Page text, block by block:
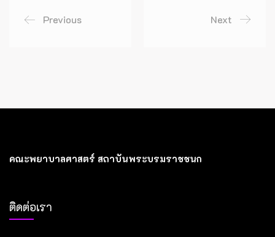
Previous Next
คณะพยาบาลศาสตร์ สถาบันพระบรมราชชนก
ติดต่อเรา